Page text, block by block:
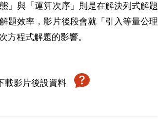
」與「運算次序」則是在解決列式解題
題效率，影片後段會就「引入等量公理
方程式解題的影響。
載影片後設資料